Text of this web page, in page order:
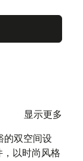
显示更多
的双空间设
以时尚风格